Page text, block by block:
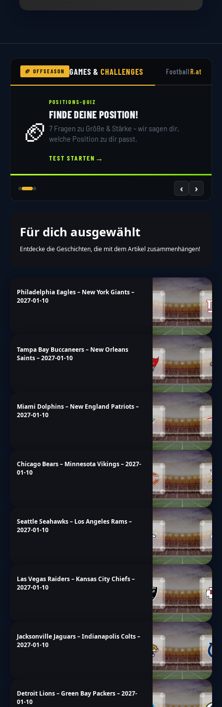
🏈 OFFSEASON GAMES &CHALLENGES FootballR.at
POSITIONS-QUIZ
FINDE DEINE POSITION!
7 Fragen zu Größe & Stärke – wir sagen dir,
welche Position zu dir passt.
TEST STARTEN→
‹ ›
Für dich ausgewählt
Entdecke die Geschichten, die mit dem Artikel zusammenhängen!
Philadelphia Eagles – New York Giants –
2027-01-10
Tampa Bay Buccaneers – New Orleans
Saints – 2027-01-10
Miami Dolphins – New England Patriots –
2027-01-10
Chicago Bears – Minnesota Vikings – 2027-
01-10
Seattle Seahawks – Los Angeles Rams –
2027-01-10
Las Vegas Raiders – Kansas City Chiefs –
2027-01-10
Jacksonville Jaguars – Indianapolis Colts –
2027-01-10
Detroit Lions – Green Bay Packers – 2027-
01-10